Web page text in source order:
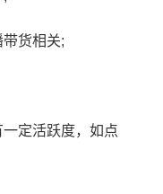
货相关;
定活跃度，如点